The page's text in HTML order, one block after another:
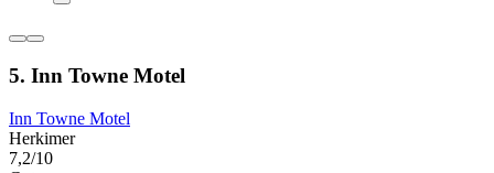
5. Inn Towne Motel
Inn Towne Motel
Herkimer
7,2/10